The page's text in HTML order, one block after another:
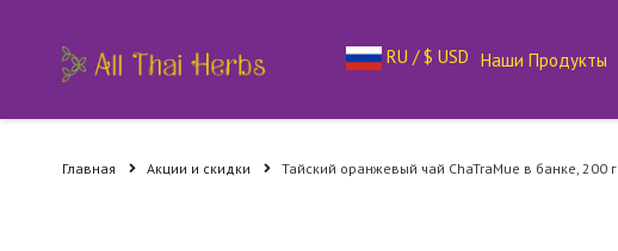
RU / $ USD Наши Продукты
Главная Акции и скидки Тайский оранжевый чай ChaTraMue в банке, 200 г